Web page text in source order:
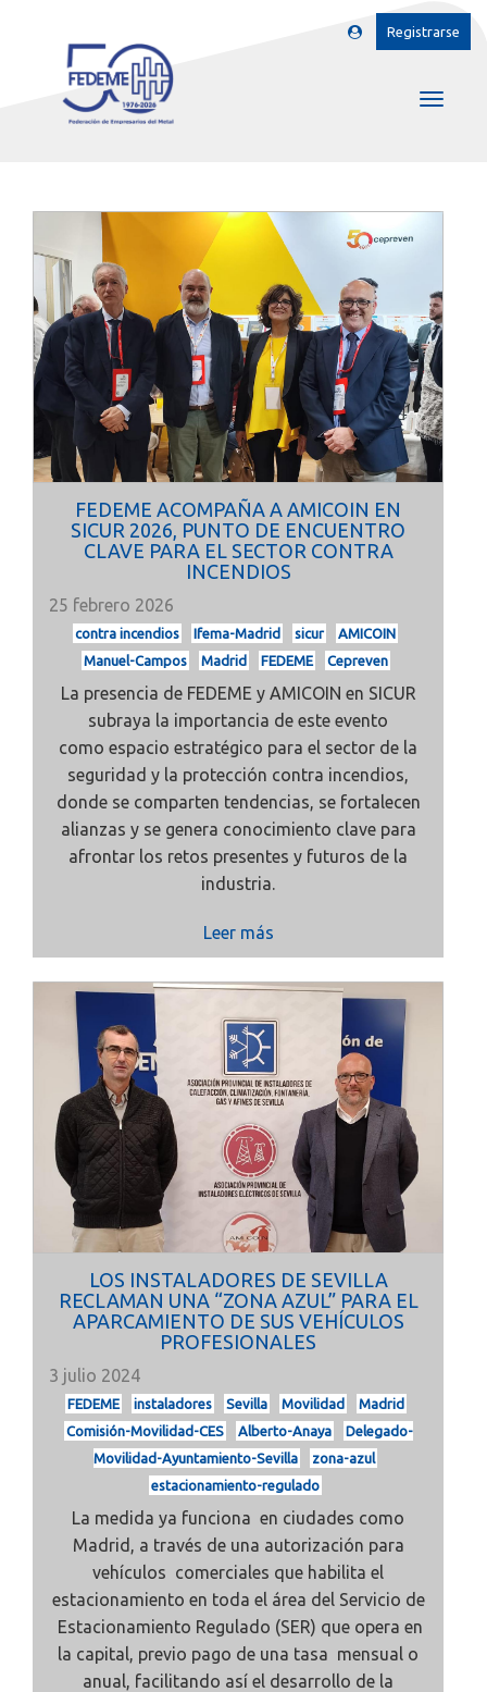
Registrarse
FEDEME ACOMPAÑA A AMICOIN EN
SICUR 2026, PUNTO DE ENCUENTRO
CLAVE PARA EL SECTOR CONTRA
INCENDIOS
25 febrero 2026
contra incendios Ifema-Madrid sicur
AMICOIN
Manuel-Campos
Madrid FEDEME Cepreven
La presencia de FEDEME y AMICOIN en SICUR
subraya la importancia de este evento
como espacio estratégico para el sector de la
seguridad y la protección contra incendios,
donde se comparten tendencias, se fortalecen
alianzas y se genera conocimiento clave para
afrontar los retos presentes y futuros de la
industria.
Leer más
LOS INSTALADORES DE SEVILLA
RECLAMAN UNA “ZONA AZUL” PARA EL
APARCAMIENTO DE SUS VEHÍCULOS
PROFESIONALES
3 julio 2024
FEDEME instaladores Sevilla Movilidad
Madrid
Comisión-Movilidad-CES
Alberto-Anaya
Delegado-
Movilidad-Ayuntamiento-Sevilla
zona-azul
estacionamiento-regulado
La medida ya funciona en ciudades como
Madrid, a través de una autorización para
vehículos comerciales que habilita el
estacionamiento en toda el área del Servicio de
Estacionamiento Regulado (SER) que opera en
la capital, previo pago de una tasa mensual o
anual, facilitando así el desarrollo de la